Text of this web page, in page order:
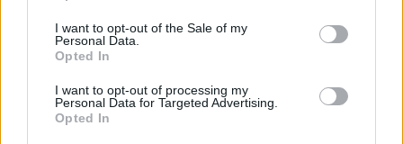
use your data for below specified purposes in below Google
consent section.
I want to opt-out of the Sale of my
Personal Data.
Opted In
I want to opt-out of processing my
Personal Data for Targeted Advertising.
Opted In
supermarket
7 anni fa
Precedente
Creano una “farm
Successiva